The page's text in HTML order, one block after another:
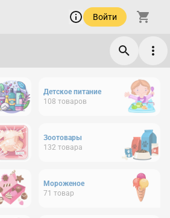
Войти
Детское питание
108 товаров
Зоотовары
132 товара
Мороженое
71 товар